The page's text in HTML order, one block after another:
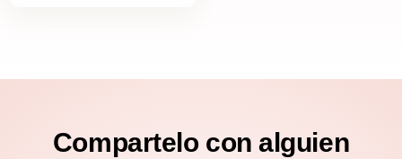
Compartelo con alguien